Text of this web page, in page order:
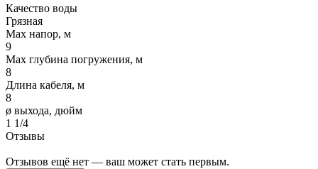
Качество воды
Грязная
Max напор, м
9
Max глубина погружения, м
8
Длина кабеля, м
8
ø выхода, дюйм
1 1/4
Отзывы
Отзывов ещё нет — ваш может стать первым.